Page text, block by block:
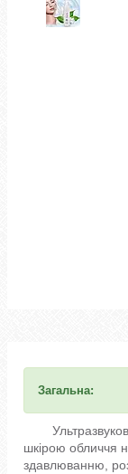
Загальна:
шкірою обличчя
здавлюванню,